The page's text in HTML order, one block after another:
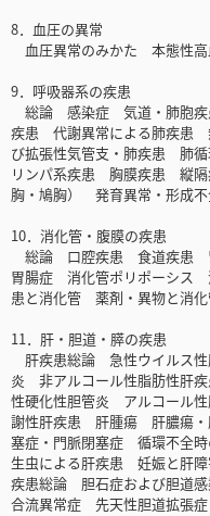
8．血圧の異常
血圧異常のみかた 本態性
9．呼吸器系の疾患
総論 感染症 気道・肺胞疾
疾患 代謝異常による肺疾患
び拡張性気管支・肺疾患 肺
リンパ系疾患 胸膜疾患 縦
胸・鳩胸） 発育異常・形成
10．消化管・腹膜の疾患
総論 口腔疾患 食道疾患
胃腸症 消化管ポリポーシス
患と消化管 薬剤・異物と消
11．肝・胆道・膵の疾患
肝疾患総論 急性ウイルス
炎 非アルコール性脂肪性肝
性硬化性胆管炎 アルコール
謝性肝疾患 肝腫瘍 肝膿瘍
塞症・門脈閉塞症 循環不全
生虫による肝疾患 妊娠と肝
疾患総論 胆石症および胆道
合流異常症 先天性胆道拡